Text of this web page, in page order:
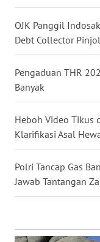
OJK Panggil
Debt Collector Pinjol
Pengaduan THR
Banyak
Heboh Video Tikus
Klarifikasi Asal
Polri Tancap Gas
Jawab Tantangan
BALI
WN
WN
KALTENG
KALTARA
WN
KALSEL
KALTIM